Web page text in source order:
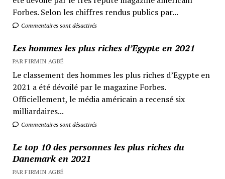
Forbes. Selon les chiffres rendus publics par...
Commentaires sont désactivés
Les hommes les plus riches d’Egypte en 2021
PAR FIRMIN AGBÉ
Le classement des hommes les plus riches d’Egypte en
2021 a été dévoilé par le magazine Forbes.
Officiellement, le média américain a recensé six
milliardaires...
Commentaires sont désactivés
Le top 10 des personnes les plus riches du
Danemark en 2021
PAR FIRMIN AGBÉ